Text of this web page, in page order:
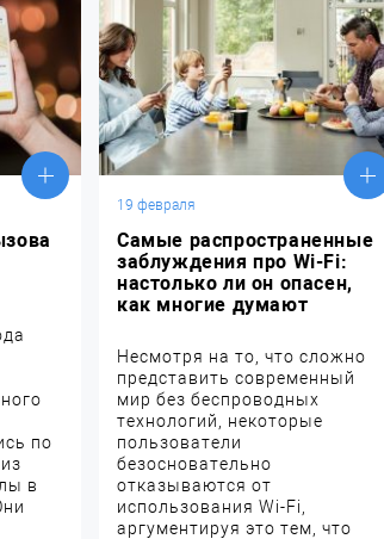
по
в
19 февраля
Самые распространенные
заблуждения про Wi-Fi:
настолько ли он опасен,
как многие думают
Несмотря на то, что сложно
представить современный
мир без беспроводных
технологий, некоторые
пользователи
безосновательно
отказываются от
использования Wi-Fi,
аргументируя это тем, что